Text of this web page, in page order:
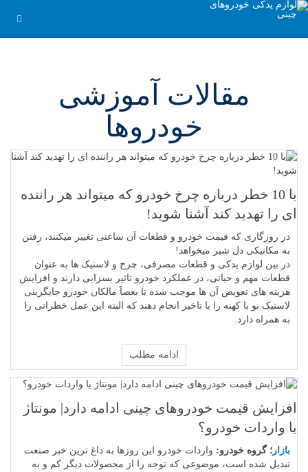
مقالات آموزشی
خودروها
با 10 خطر درباره چرخ خودرو که میتواند هر راننده
ای را تهدید کند آشنا شوید!
در روزگاری که قیمت خودرو و قطعات آن ساعتی تغییر میکنند، رفتن
به مکانیکی دل شیر میخواهد!
در بین لوازم یدکی و قطعات مصرفی، چرخ و لاستیک ها به عنوان
قطعات مهم و حیاتی، در عملکرد خودرو تاثیر بسزایی دارند و افزایش
هزینه های تعویض آن ها موجب شده تا بعضاََ مالکان خودرو جایگزینی
لاستیک نو با کهنه را با تاخیر انجام دهند که البته این عمل خطراتی را
به همراه دارد.
ادامه مطلب
افزایش قیمت خودروهای چینی ادامه دارد| مونتاژ
یا واردات خودرو؟
بازار ؛ گروه خودرو: واردات خودرو این روزها به داغ ترین خبر صنعت
تبدیل شده است، موضوعی که توجه را از محصولات دیگر کم و به